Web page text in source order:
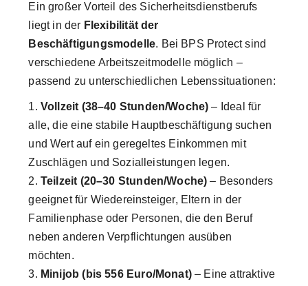
Ein großer Vorteil des Sicherheitsdienstberufs
liegt in der Flexibilität der
Beschäftigungsmodelle. Bei BPS Protect sind
verschiedene Arbeitszeitmodelle möglich –
passend zu unterschiedlichen Lebenssituationen:
Vollzeit (38–40 Stunden/Woche) – Ideal für
alle, die eine stabile Hauptbeschäftigung suchen
und Wert auf ein geregeltes Einkommen mit
Zuschlägen und Sozialleistungen legen.
Teilzeit (20–30 Stunden/Woche) – Besonders
geeignet für Wiedereinsteiger, Eltern in der
Familienphase oder Personen, die den Beruf
neben anderen Verpflichtungen ausüben
möchten.
Minijob (bis 556 Euro/Monat)– Eine attraktive